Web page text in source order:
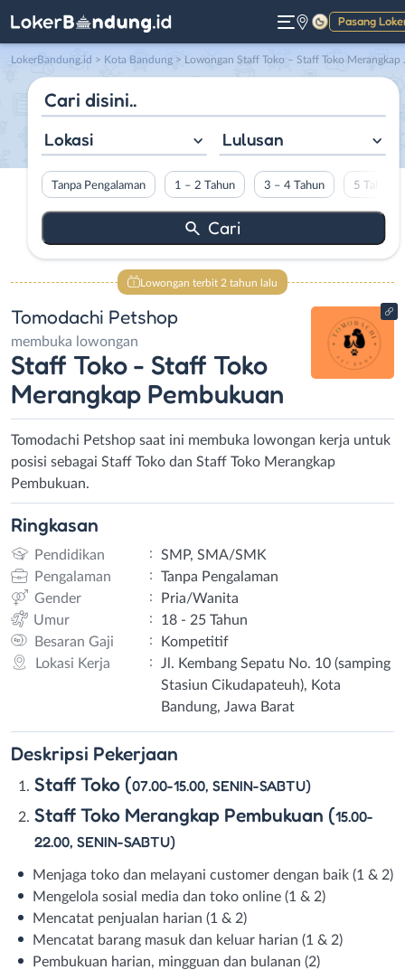
Pasang
Gelap
LokerBandung.id > Kota Bandung > Lowongan Staff Toko – Staff Toko Merangkap Pembukuan di Tomodachi Petshop
Lokasi Lulusan
Tanpa Pengalaman 1 – 2 Tahun 3 – 4 Tahun 5 Tahun
Lowongan terbit 2 tahun lalu
Tomodachi Petshop
membuka lowongan
Staff Toko - Staff Toko
Merangkap Pembukuan
Tomodachi Petshop saat ini membuka lowongan kerja untuk
posisi sebagai Staff Toko dan Staff Toko Merangkap
Pembukuan.
Ringkasan
Pendidikan :
SMP, SMA/SMK
Pengalaman
:
Tanpa Pengalaman
Gender
:
Pria/Wanita
Umur
:
18 - 25 Tahun
Besaran Gaji
:
Kompetitif
Lokasi Kerja
:
Jl. Kembang Sepatu No. 10 (samping
Stasiun Cikudapateuh), Kota
Bandung, Jawa Barat
Deskripsi Pekerjaan
Staff Toko (07.00-15.00, SENIN-SABTU)
Staff Toko Merangkap Pembukuan (15.00-
22.00, SENIN-SABTU)
Menjaga toko dan melayani customer dengan baik (1 & 2)
Mengelola sosial media dan toko online (1 & 2)
Mencatat penjualan harian (1 & 2)
Mencatat barang masuk dan keluar harian (1 & 2)
Pembukuan harian, mingguan dan bulanan (2)